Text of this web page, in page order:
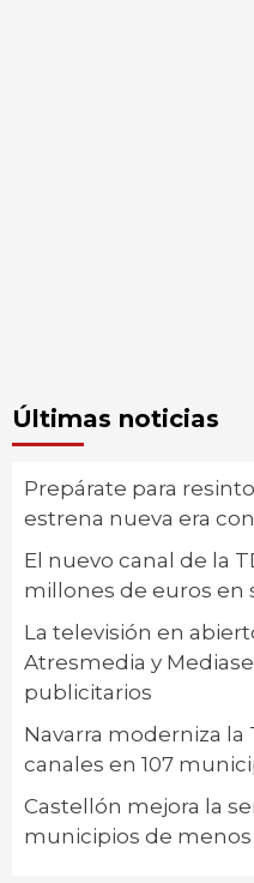
Últimas noticias
Prepárate para
estrena nueva era
El nuevo canal de la
millones de euros en
La televisión en
Atresmedia y
publicitarios
Navarra moderniza la
canales en 107
Castellón mejora la
municipios de